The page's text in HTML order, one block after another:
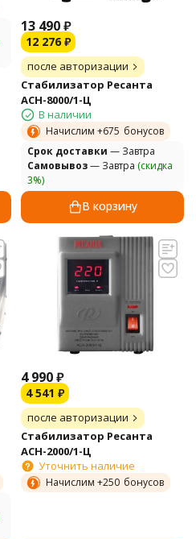
13 490₽
12 276 ₽
после авторизации
Стабилизатор Ресанта
АСН-8000/1-Ц
В наличии
Начислим +675 бонусов
Cрок доставки — Завтра
Самовывоз— Завтра (скидка
3%)
В корзину
4 990₽
4 541 ₽
после авторизации
Стабилизатор Ресанта
АСН-2000/1-Ц
Уточнить наличие
Начислим +250 бонусов